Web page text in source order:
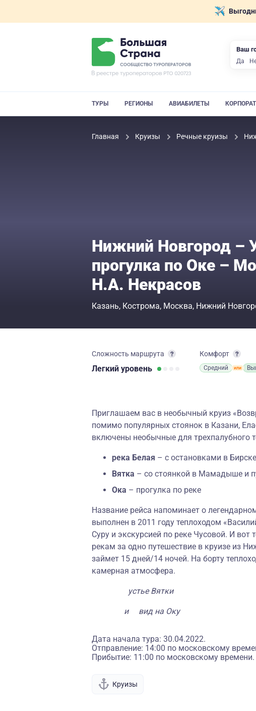
ТУРЫ РЕГИОНЫ АВИАБИЛЕТЫ
Главная Круизы Речные круизы
Нижний Новгород
прогулка по Оке –
Н.А. Некрасов
Казань Кострома Москва Нижний
Сложность маршрута
Легкий уровень
Комфорт
Средний
Приглашаем вас в необычный круиз
помимо популярных стоянок в Казани,
включены необычные для трехпалубного
река Белая – с остановками в
Вятка – со стоянкой в Мамадыше и
Ока – прогулка по реке
Название рейса напоминает о
выполнен в 2011 году теплоходом
Суру и экскурсией по реке Чусовой. И
рекам за одно путешествие в круизе из
займет 15 дней/14 ночей. На борту
камерная атмосфера.
устье Вятки
и вид на Оку
Дата начала тура: 30.04.2022.
Отправление: 14:00 по московскому
Прибытие: 11:00 по московскому времени.
Круизы
Ваш
Да